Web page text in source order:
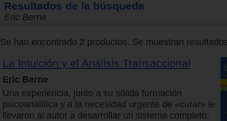
Resultados de la búsqueda
Eric Berne
Se han encontrado 2 productos. Se muestran
La Intuición y el Análisis Transaccional
Eric Berne
Una experiencia, junto a su sólida formación
psicoanalítica y a la necesidad urgente de «curar» le
llevaron al autor a desarrollar un sistema completo: